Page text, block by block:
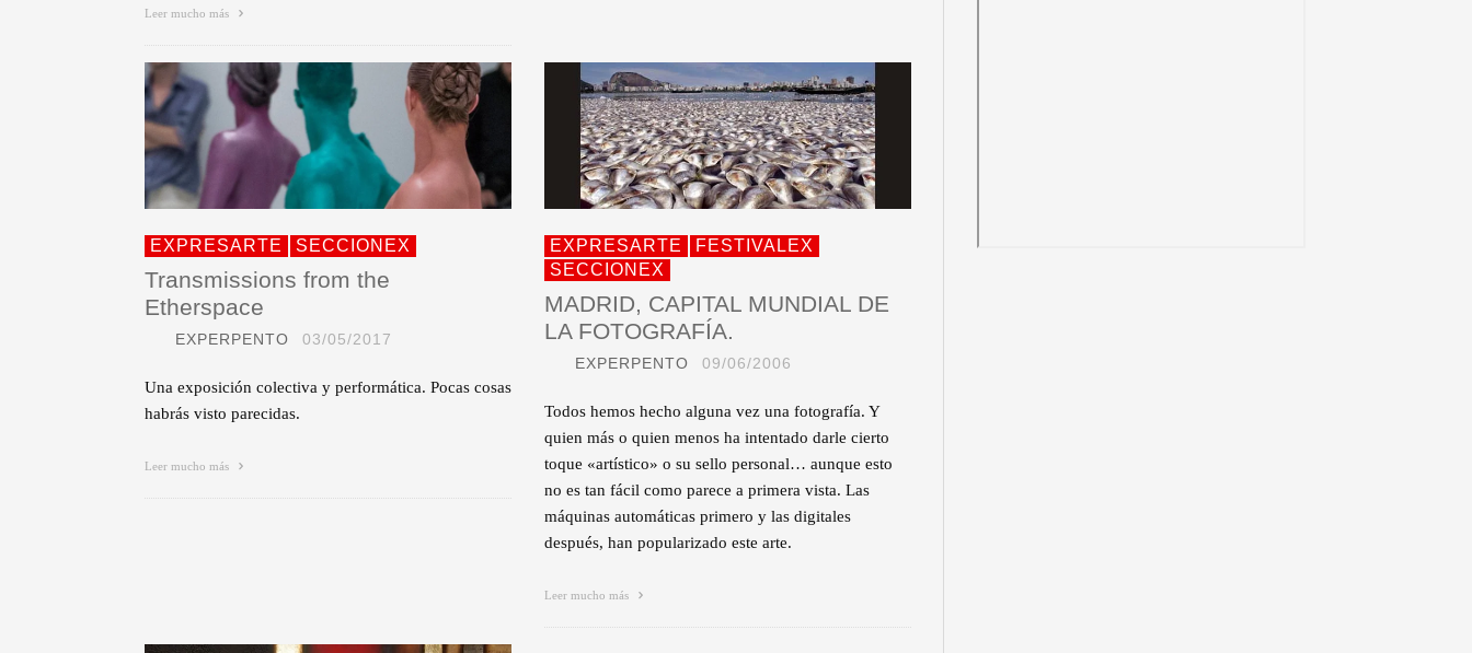
Leer mucho más
EXPRESARTE SECCIONEX
Transmissions from the
Etherspace
EXPERPENTO 03/05/2017
Una exposición colectiva y performática. Pocas cosas
habrás visto parecidas.
Leer mucho más
EXPRESARTE
FESTIVALEX
SECCIONEX
MADRID, CAPITAL MUNDIAL DE
LA FOTOGRAFÍA.
EXPERPENTO 09/06/2006
Todos hemos hecho alguna vez una fotografía. Y
quien más o quien menos ha intentado darle cierto
toque «artístico» o su sello personal… aunque esto
no es tan fácil como parece a primera vista. Las
máquinas automáticas primero y las digitales
después, han popularizado este arte.
Leer mucho más